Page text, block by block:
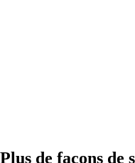
Plus de façons de